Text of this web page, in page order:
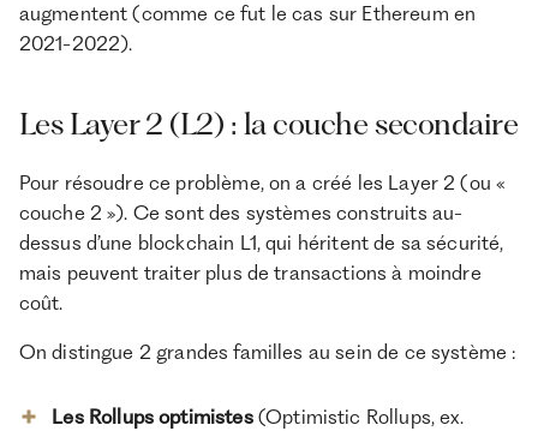
augmentent (comme ce fut le cas sur Ethereum en
2021-2022).
Les Layer 2 (L2) : la couche secondaire
Pour résoudre ce problème, on a créé les Layer 2 (ou «
couche 2 »). Ce sont des systèmes construits au-
dessus d’une blockchain L1, qui héritent de sa sécurité,
mais peuvent traiter plus de transactions à moindre
coût.
On distingue 2 grandes familles au sein de ce système :
Les Rollups optimistes(Optimistic Rollups, ex.